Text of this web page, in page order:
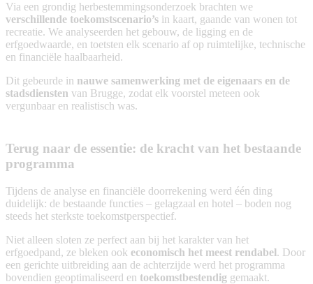
Via een grondig herbestemmingsonderzoek brachten we
verschillende toekomstscenario’s in kaart, gaande van wonen tot
recreatie. We analyseerden het gebouw, de ligging en de
erfgoedwaarde, en toetsten elk scenario af op ruimtelijke, technische
en financiële haalbaarheid.
Dit gebeurde in nauwe samenwerking met de eigenaars en de
stadsdiensten van Brugge, zodat elk voorstel meteen ook
vergunbaar en realistisch was.
Terug naar de essentie: de kracht van het bestaande
programma
Tijdens de analyse en financiële doorrekening werd één ding
duidelijk: de bestaande functies – gelagzaal en hotel – boden nog
steeds het sterkste toekomstperspectief.
Niet alleen sloten ze perfect aan bij het karakter van het
erfgoedpand, ze bleken ook economisch het meest rendabel. Door
een gerichte uitbreiding aan de achterzijde werd het programma
bovendien geoptimaliseerd en toekomstbestendig gemaakt.